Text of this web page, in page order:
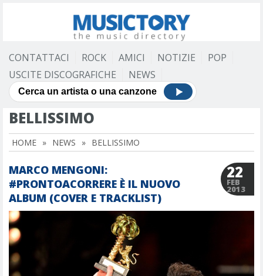
CONTATTACI ROCK AMICI NOTIZIE
POP
USCITE DISCOGRAFICHE
NEWS
BELLISSIMO
HOME » NEWS » BELLISSIMO
MARCO MENGONI:
#PRONTOACORRERE È IL NUOVO
ALBUM (COVER E TRACKLIST)
22
FEB
2013